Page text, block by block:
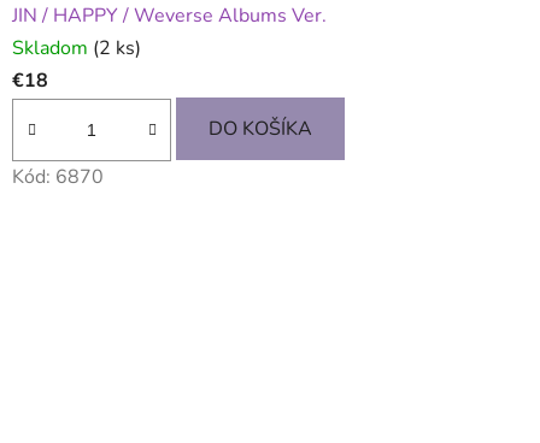
JIN / HAPPY / Weverse Albums Ver.
Skladom (2 ks)
€18
DO KOŠÍKA
Kód: 6870